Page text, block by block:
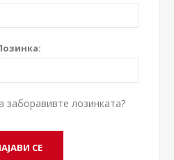
заборавивте лозинката?